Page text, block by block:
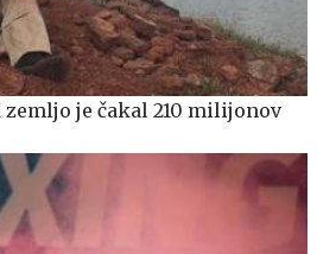
je čakal 210 milijonov